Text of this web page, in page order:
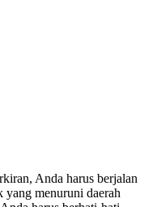
Anda harus berjalan
yang menuruni daerah